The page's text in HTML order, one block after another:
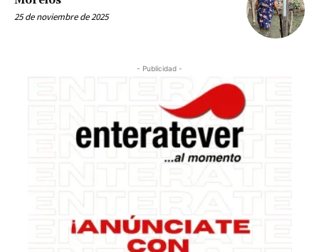
25 de noviembre de 2025
- Publicidad -